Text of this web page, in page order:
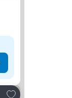
Lägg till i Mina